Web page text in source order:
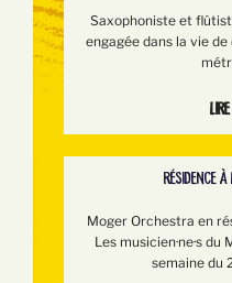
Saxophoniste et
engagée dans la vie
RÉSIDENCE
Moger Orchestra en
Les musicien·ne·s
semaine du